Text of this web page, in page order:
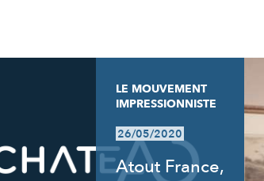
LE MOUVEMENT
IMPRESSIONNISTE
26/05/2020
Atout France,